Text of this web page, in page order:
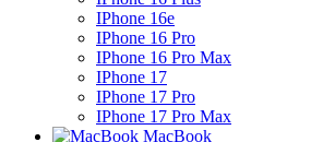
IPhone 16e
IPhone 16 Pro
IPhone 16 Pro Max
IPhone 17
IPhone 17 Pro
IPhone 17 Pro Max
MacBook